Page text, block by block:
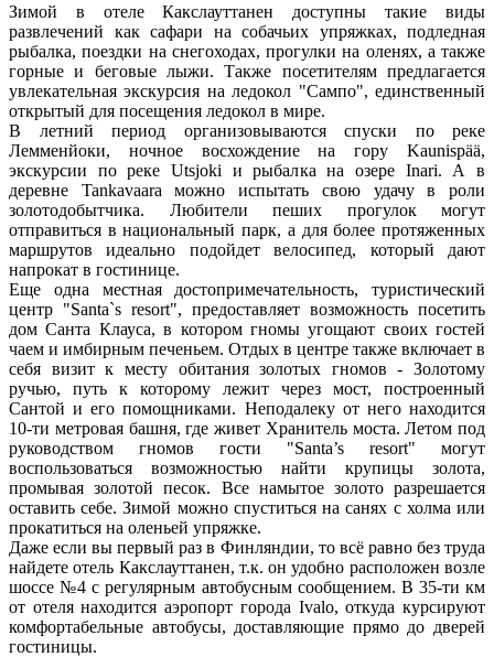
Зимой в отеле Какслауттанен доступны такие виды
развлечений как сафари на собачьих упряжках, подледная
рыбалка, поездки на снегоходах, прогулки на оленях, а также
горные и беговые лыжи. Также посетителям предлагается
увлекательная экскурсия на ледокол "Сампо", единственный
открытый для посещения ледокол в мире.
В летний период организовываются спуски по реке
Лемменйоки, ночное восхождение на гору Kaunispää,
экскурсии по реке Utsjoki и рыбалка на озере Inari. А в
деревне Tankavaara можно испытать свою удачу в роли
золотодобытчика. Любители пеших прогулок могут
отправиться в национальный парк, а для более протяженных
маршрутов идеально подойдет велосипед, который дают
напрокат в гостинице.
Еще одна местная достопримечательность, туристический
центр "Santa`s resort", предоставляет возможность посетить
дом Санта Клауса, в котором гномы угощают своих гостей
чаем и имбирным печеньем. Отдых в центре также включает в
себя визит к месту обитания золотых гномов - Золотому
ручью, путь к которому лежит через мост, построенный
Сантой и его помощниками. Неподалеку от него находится
10-ти метровая башня, где живет Хранитель моста. Летом под
руководством гномов гости "Santa’s resort" могут
воспользоваться возможностью найти крупицы золота,
промывая золотой песок. Все намытое золото разрешается
оставить себе. Зимой можно спуститься на санях с холма или
прокатиться на оленьей упряжке.
Даже если вы первый раз в Финляндии, то всё равно без труда
найдете отель Какслауттанен, т.к. он удобно расположен возле
шоссе №4 с регулярным автобусным сообщением. В 35-ти км
от отеля находится аэропорт города Ivalo, откуда курсируют
комфортабельные автобусы, доставляющие прямо до дверей
гостиницы.